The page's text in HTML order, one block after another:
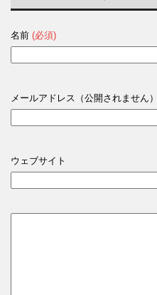
名前 (必須)
メールアドレス（公開されません）
ウェブサイト